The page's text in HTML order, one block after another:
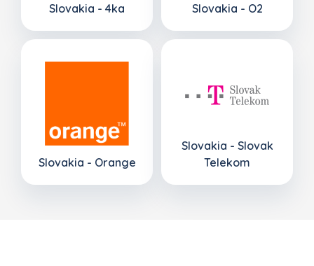
Slovakia - 4ka Slovakia - O2
Slovakia - Orange
Slovakia - Slovak
Telekom